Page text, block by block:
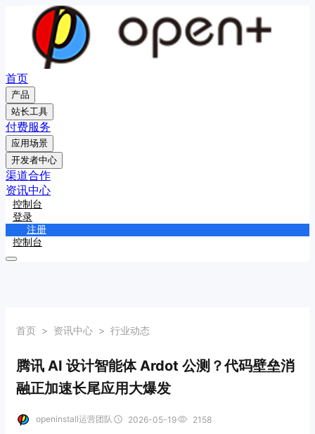
首页
产品
站长工具
付费服务
应用场景
开发者中心
渠道合作
资讯中心
控制台
登录
注册
控制台
首页 > 资讯中心 > 行业动态
腾讯 AI 设计智能体 Ardot 公测？代码壁垒消
融正加速长尾应用大爆发
openinstall运营团队 2026-05-19 2158